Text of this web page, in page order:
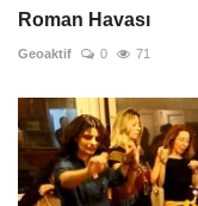
Roman Havası
Geoaktif 0 71